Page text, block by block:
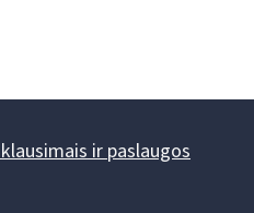
ir paslaugos